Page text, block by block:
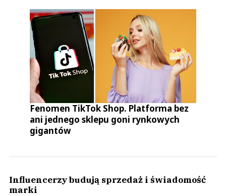
Fenomen TikTok Shop. Platforma bez
ani jednego sklepu goni rynkowych
gigantów
Influencerzy budują sprzedaż i świadomość
marki